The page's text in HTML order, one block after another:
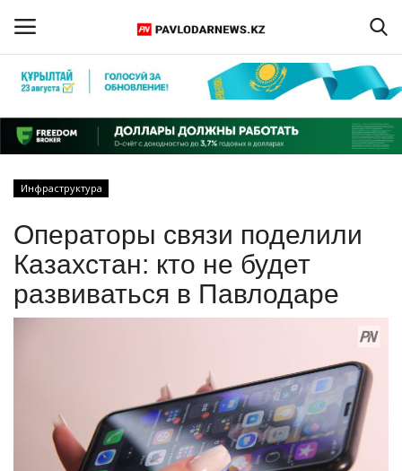
Регистрация
Главная
ПАВЛОДАРСКАЯ ОБЛАСТЬ
КАЗАХСТАН
СПОРТ
Инфраструктура
Операторы связи поделили
Казахстан: кто не будет
развиваться в Павлодаре